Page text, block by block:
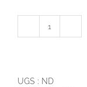
quantité
MIC
UGS : ND